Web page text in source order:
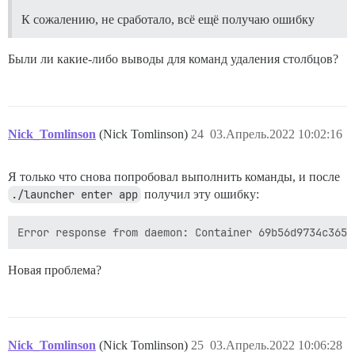
К сожалению, не сработало, всё ещё получаю ошибку
Были ли какие-либо выводы для команд удаления столбцов?
Nick_Tomlinson (Nick Tomlinson) 03.Апрель.2022 10:02:16
24
Я только что снова попробовал выполнить команды, и после
./launcher enter app получил эту ошибку:
Новая проблема?
Nick_Tomlinson (Nick Tomlinson) 03.Апрель.2022 10:06:28
25